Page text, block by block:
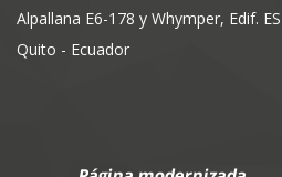
Alpallana E6-178 y Whymper, Edif.
Quito - Ecuador